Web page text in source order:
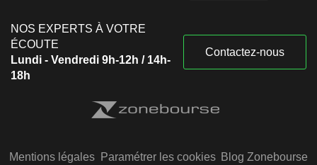
NOS EXPERTS À VOTRE
ÉCOUTE
Lundi - Vendredi 9h-12h / 14h-
18h
Contactez-nous
Mentions légales Paramétrer les cookies Blog Zonebourse